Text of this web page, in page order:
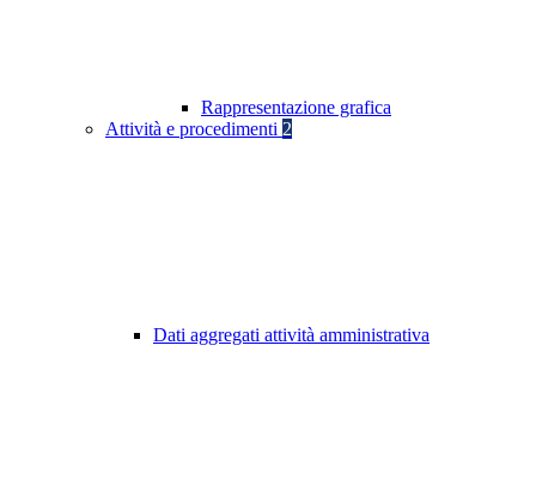
Rappresentazione grafica
Attività e procedimenti 2
Dati aggregati attività amministrativa